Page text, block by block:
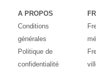
A PROPOS
Conditions
générales
Politique de
confidentialité